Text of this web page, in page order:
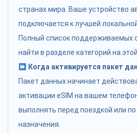
странах мира. Ваше устройство
подключается к лучшей
Полный список поддерживаемых
найти в разделе категорий на
Когда активируется пакет
Пакет данных начинает
активации eSIM на вашем
выполнять перед поездкой или
назначения.